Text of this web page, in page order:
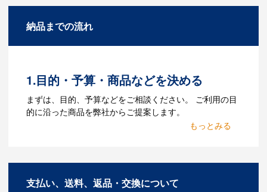
があります。Adobe illustratorのaiファイ
Q：ウェブサイトに掲載され
ていないオリジナルのノベル
タマイズが可能です。お気軽にご相談く
納品までの流れ
1.目的・予算・商品などを決める
まずは、目的、予算などをご相談ください。 ご利用の目
的に沿った商品を弊社からご提案します。
お見積を弊社からお出しします。
支払い、送料、返品・交換について